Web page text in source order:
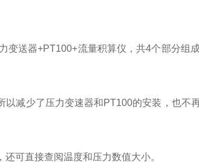
变送器+PT100+流量积算仪，共4个部分组
以减少了压力变速器和PT100的安装，也不
可直接查阅温度和压力数值大小。